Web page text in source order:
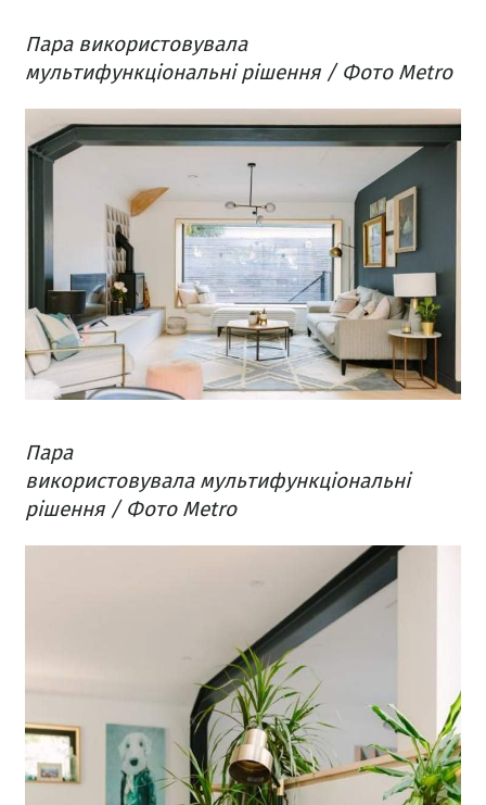
Пара використовувала
мультифункціональні рішення / Фото Metro
Пара
використовувала мультифункціональні
рішення / Фото Metro